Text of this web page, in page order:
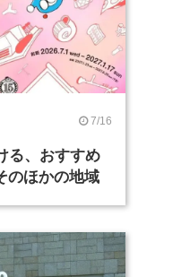
7/16
る、おすすめ
のほかの地域